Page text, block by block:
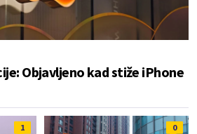
Objavljeno kad stiže iPhone
1 0